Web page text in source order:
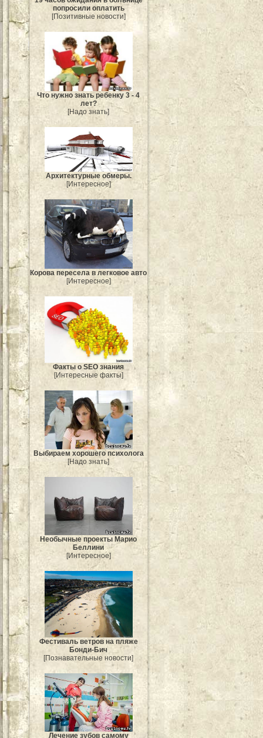
попросили оплатить
[Позитивные новости]
Что нужно знать ребенку 3 - 4
лет?
[Надо знать]
Архитектурные обмеры.
[Интересное]
Корова пересела в легковое авто
[Интересное]
Факты о SEO знания
[Интересные факты]
Выбираем хорошего психолога
[Надо знать]
Необычные проекты Марио
Беллини
[Интересное]
Фестиваль ветров на пляже
Бонди-Бич
[Познавательные новости]
Лечение зубов самому